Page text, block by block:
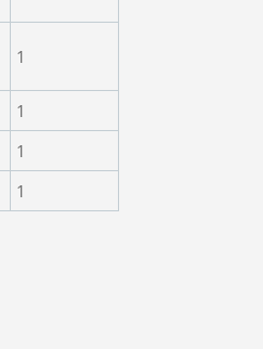
1
1
1
1